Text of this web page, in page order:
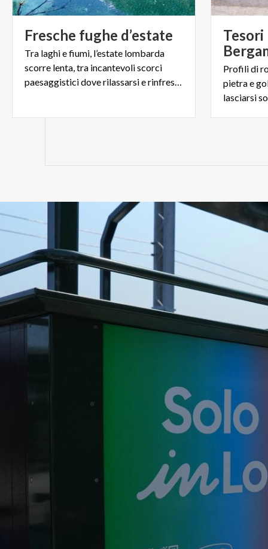
Fresche fughe d’estate
Tra laghi e fiumi, l’estate lombarda
scorre lenta, tra incantevoli scorci
paesaggistici dove rilassarsi e rinfrescarsi.
Profili di
pietra e
lasciarsi